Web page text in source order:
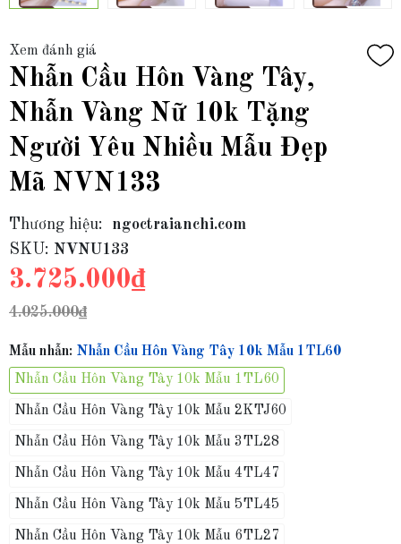
Xem đánh giá
Nhẫn Cầu Hôn Vàng Tây,
Nhẫn Vàng Nữ 10k Tặng
Người Yêu Nhiều Mẫu Đẹp
Mã NVN133
Thương hiệu:
ngoctraianchi.com
SKU: NVNU133
3.725.000₫
4.025.000₫
Mẫu nhẫn: Nhẫn Cầu Hôn Vàng Tây 10k Mẫu 1TL60
Nhẫn Cầu Hôn Vàng Tây 10k Mẫu 1TL60
Nhẫn Cầu Hôn Vàng Tây 10k Mẫu 2KTJ60
Nhẫn Cầu Hôn Vàng Tây 10k Mẫu 3TL28
Nhẫn Cầu Hôn Vàng Tây 10k Mẫu 4TL47
Nhẫn Cầu Hôn Vàng Tây 10k Mẫu 5TL45
Nhẫn Cầu Hôn Vàng Tây 10k Mẫu 6TL27